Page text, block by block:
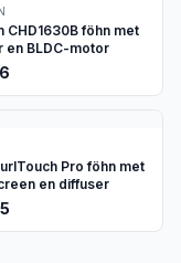
CHD1630B föhn met
en BLDC-motor
Pro föhn met
en diffuser